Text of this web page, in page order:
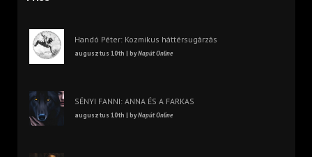
Handó Péter: Kozmikus háttérsugárzás
augusztus 10th | byNapút Online
SÉNYI FANNI: ANNA ÉS A FARKAS
augusztus 10th | byNapút Online